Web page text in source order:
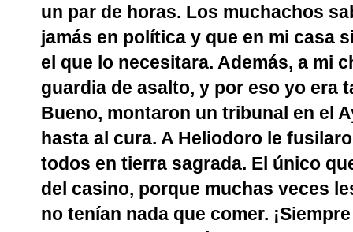
un par de horas. Los muchachos
jamás en política y que en mi casa
el que lo necesitara. Además, a mi
guardia de asalto, y por eso yo era
Bueno, montaron un tribunal en el
hasta al cura. A Heliodoro le
todos en tierra sagrada. El único
del casino, porque muchas veces
no tenían nada que comer.